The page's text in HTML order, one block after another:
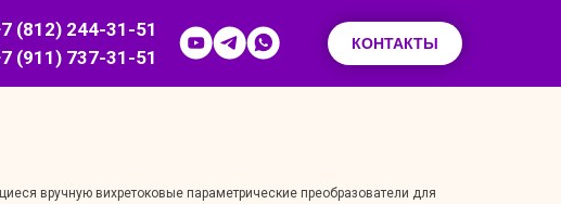
КОНТАКТЫ
(812) 244-31-51
(911) 737-31-51
вручную вихретоковые параметрические преобразователи для